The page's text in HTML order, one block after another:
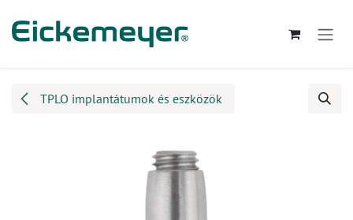
TPLO implantátumok és eszközök